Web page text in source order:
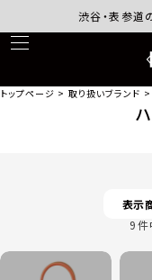
渋谷・表参道
トップページ 取り扱いブランド
表示
9件